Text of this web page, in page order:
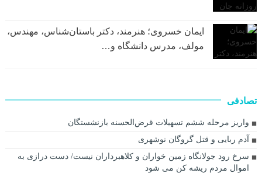
ایمان خسروی؛ هنرمند، دکتر باستان‌شناس، مهندس،
مولف، مدرس دانشگاه و…
تصادفی
واریز مرحله ششم تسهیلات قرض‌الحسنه بازنشستگان
آدم ربایی و قتل گروگان نوشهری
سرخ رود جولانگاه زمین خواران و کلاهبرداران نیست/ دست درازی به
اموال مردم ریشه کن می شود